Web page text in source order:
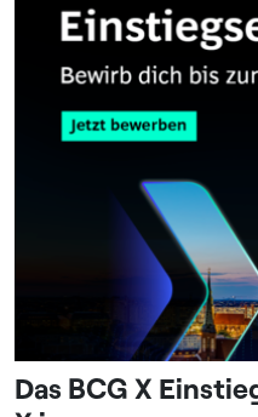
Das BCG X